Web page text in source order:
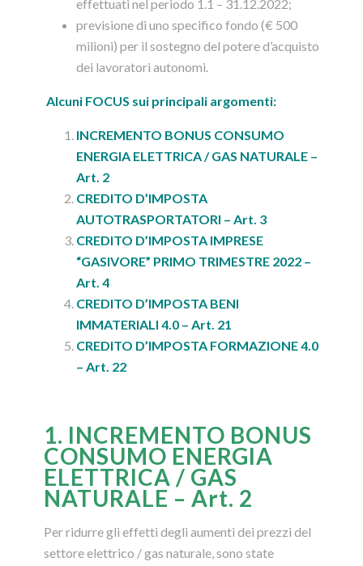
effettuati nel periodo 1.1 – 31.12.2022;
previsione di uno specifico fondo (€ 500
milioni) per il sostegno del potere d’acquisto
dei lavoratori autonomi.
Alcuni FOCUS sui principali argomenti:
INCREMENTO BONUS CONSUMO
ENERGIA ELETTRICA / GAS NATURALE –
Art. 2
CREDITO D’IMPOSTA
AUTOTRASPORTATORI – Art. 3
CREDITO D’IMPOSTA IMPRESE
“GASIVORE” PRIMO TRIMESTRE 2022 –
Art. 4
CREDITO D’IMPOSTA BENI
IMMATERIALI 4.0 – Art. 21
CREDITO D’IMPOSTA FORMAZIONE 4.0
– Art. 22
1. INCREMENTO BONUS
CONSUMO ENERGIA
ELETTRICA / GAS
NATURALE – Art. 2
Per ridurre gli effetti degli aumenti dei prezzi del
settore elettrico / gas naturale, sono state